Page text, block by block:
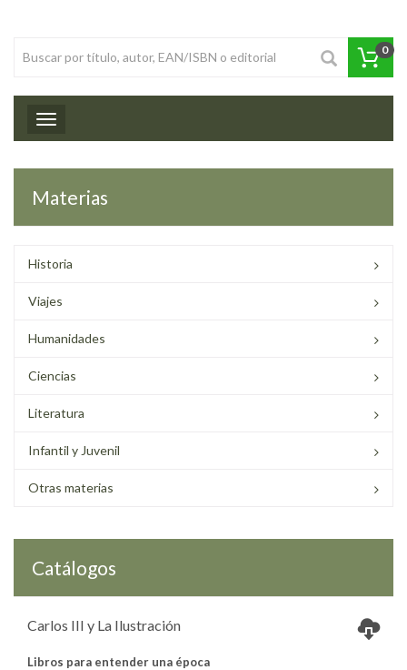
0
Toggle navigation
Materias
Historia
Viajes
Humanidades
Ciencias
Literatura
Infantil y Juvenil
Otras materias
Catálogos
Carlos III y La Ilustración
Libros para entender una época